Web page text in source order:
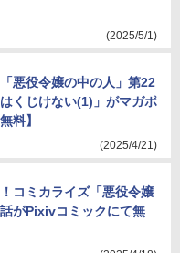
(2025/5/1)
悪役令嬢の中の人」第22
くじけない(1)」がマガポ
料】
(2025/4/21)
コミカライズ「悪役令嬢
がPixivコミックにて無